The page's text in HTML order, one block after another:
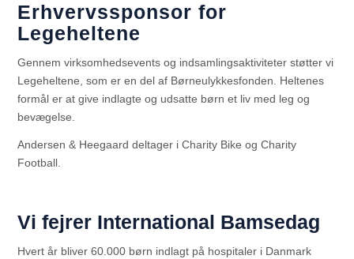
Erhvervssponsor for
Legeheltene
Gennem virksomhedsevents og indsamlingsaktiviteter støtter vi
Legeheltene, som er en del af Børneulykkesfonden. Heltenes
formål er at give indlagte og udsatte børn et liv med leg og
bevægelse.
Andersen & Heegaard deltager i Charity Bike og Charity
Football.
Vi fejrer International Bamsedag
Hvert år bliver 60.000 børn indlagt på hospitaler i Danmark